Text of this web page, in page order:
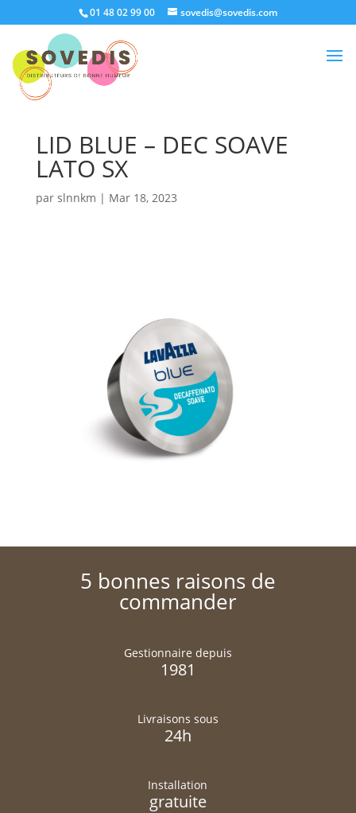
01 48 02 99 00 sovedis@sovedis.com
LID BLUE – DEC SOAVE
LATO SX
par slnnkm | Mar 18, 2023
5 bonnes raisons de
commander
Gestionnaire depuis
1981
Livraisons sous
24h
Installation
gratuite